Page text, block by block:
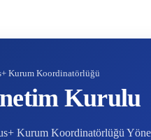
Kurum Koordinatörlüğü
Kurulu
Kurum Koordinatörlüğü